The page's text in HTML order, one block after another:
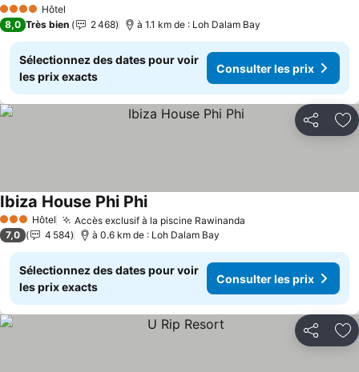
4 Étoiles Hôtel
8,0 Très bien 2 468 à 1.1 km de : Loh Dalam Bay
Sélectionnez des dates pour voir
les prix exacts
Consulter les prix
Partager
3 ÉtoilesHôtel Accès exclusif à la piscine Rawinanda
Ibiza House Phi Phi
7,0 4 584 à 0.6 km de : Loh Dalam Bay
Sélectionnez des dates pour voir
les prix exacts
Consulter les prix
Partager